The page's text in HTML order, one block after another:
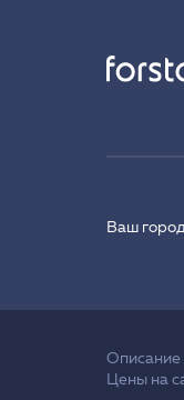
Ваш
Описание
Цены на